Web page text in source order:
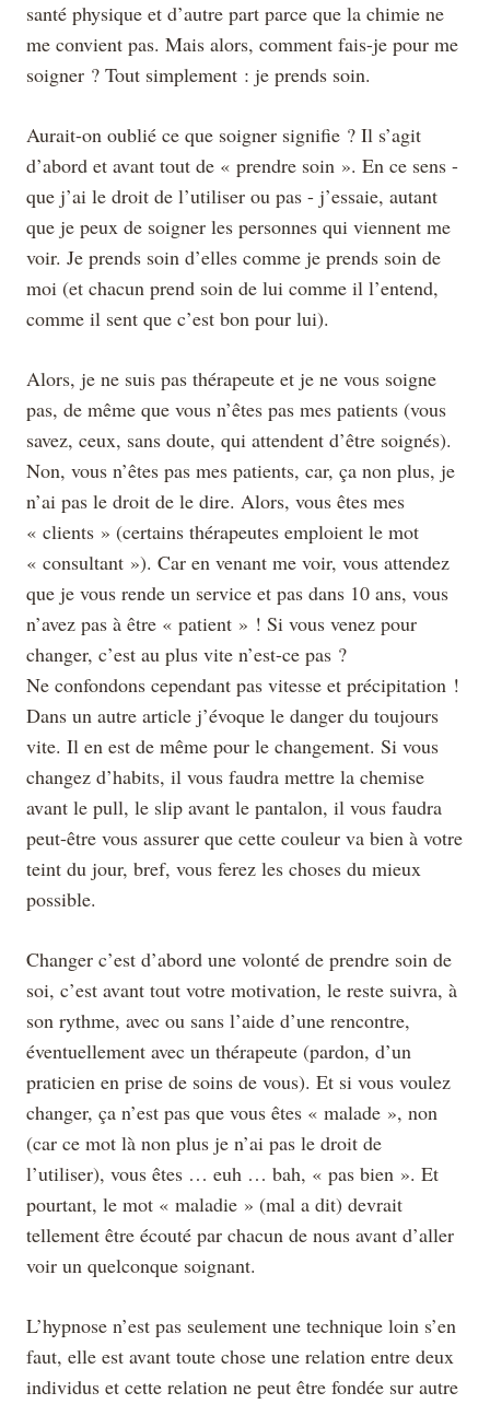
santé physique et d’autre part parce que la chimie ne
me convient pas. Mais alors, comment fais-je pour me
soigner ? Tout simplement : je prends soin.
Aurait-on oublié ce que soigner signifie ? Il s’agit
d’abord et avant tout de « prendre soin ». En ce sens -
que j’ai le droit de l’utiliser ou pas - j’essaie, autant
que je peux de soigner les personnes qui viennent me
voir. Je prends soin d’elles comme je prends soin de
moi (et chacun prend soin de lui comme il l’entend,
comme il sent que c’est bon pour lui).
Alors, je ne suis pas thérapeute et je ne vous soigne
pas, de même que vous n’êtes pas mes patients (vous
savez, ceux, sans doute, qui attendent d’être soignés).
Non, vous n’êtes pas mes patients, car, ça non plus, je
n’ai pas le droit de le dire. Alors, vous êtes mes
« clients » (certains thérapeutes emploient le mot
« consultant »). Car en venant me voir, vous attendez
que je vous rende un service et pas dans 10 ans, vous
n’avez pas à être « patient » ! Si vous venez pour
changer, c’est au plus vite n’est-ce pas ?
Ne confondons cependant pas vitesse et précipitation !
Dans un autre article j’évoque le danger du toujours
vite. Il en est de même pour le changement. Si vous
changez d’habits, il vous faudra mettre la chemise
avant le pull, le slip avant le pantalon, il vous faudra
peut-être vous assurer que cette couleur va bien à votre
teint du jour, bref, vous ferez les choses du mieux
possible.
Changer c’est d’abord une volonté de prendre soin de
soi, c’est avant tout votre motivation, le reste suivra, à
son rythme, avec ou sans l’aide d’une rencontre,
éventuellement avec un thérapeute (pardon, d’un
praticien en prise de soins de vous). Et si vous voulez
changer, ça n’est pas que vous êtes « malade », non
(car ce mot là non plus je n’ai pas le droit de
l’utiliser), vous êtes … euh … bah, « pas bien ». Et
pourtant, le mot « maladie » (mal a dit) devrait
tellement être écouté par chacun de nous avant d’aller
voir un quelconque soignant.
L’hypnose n’est pas seulement une technique loin s’en
faut, elle est avant toute chose une relation entre deux
individus et cette relation ne peut être fondée sur autre